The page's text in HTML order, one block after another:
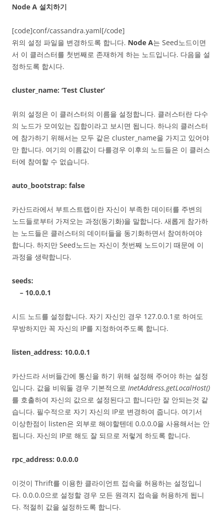
Node A 설치하기
[code]conf/cassandra.yaml[/code]
위의 설정 파일을 변경하도록 합니다. Node A는 Seed노드이면
서 이 클러스터를 첫번째로 존재하게 하는 노드입니다. 다음을 설
정하도록 합시다.
cluster_name: ‘Test Cluster’
위의 설정은 이 클러스터의 이름을 설정합니다. 클러스터란 다수
의 노드가 모여있는 집합이라고 보시면 됩니다. 하나의 클러스터
에 참가하기 위해서는 모두 같은 cluster_name을 가지고 있어야
만 합니다. 여기의 이름값이 다를경우 이후의 노드들은 이 클러스
터에 참여할 수 없습니다.
auto_bootstrap: false
카산드라에서 부트스트랩이란 자신이 부족한 데이터를 주변의
노드들로부터 가져오는 과정(동기화)을 말합니다. 새롭게 참가하
는 노드들은 클러스터의 데이터들을 동기화하면서 참여하여야
합니다. 하지만 Seed노드는 자신이 첫번째 노드이기 때문에 이
과정을 생략합니다.
seeds:
– 10.0.0.1
시드 노드를 설정합니다. 자기 자신인 경우 127.0.0.1로 하여도
무방하지만 꼭 자신의 IP를 지정하여주도록 합니다.
listen_address: 10.0.0.1
카산드라 서버들간에 통신을 하기 위해 설정해 주어야 하는 설정
입니다. 값을 비워둘 경우 기본적으로 InetAddress.getLocalHost()
를 호출하여 자신의 값으로 설정된다고 합니다만 잘 안되는것 같
습니다. 필수적으로 자기 자신의 IP로 변경하여 줍니다. 여기서
이상한점이 listen은 외부로 해야할텐데 0.0.0.0을 사용해서는 안
됩니다. 자신의 IP로 해도 잘 되므로 저렇게 하도록 합니다.
rpc_address: 0.0.0.0
이것이 Thrift를 이용한 클라이언트 접속을 허용하는 설정입니
다. 0.0.0.0으로 설정할 경우 모든 원격지 접속을 허용하게 됩니
다. 적절히 값을 설정하도록 합니다.